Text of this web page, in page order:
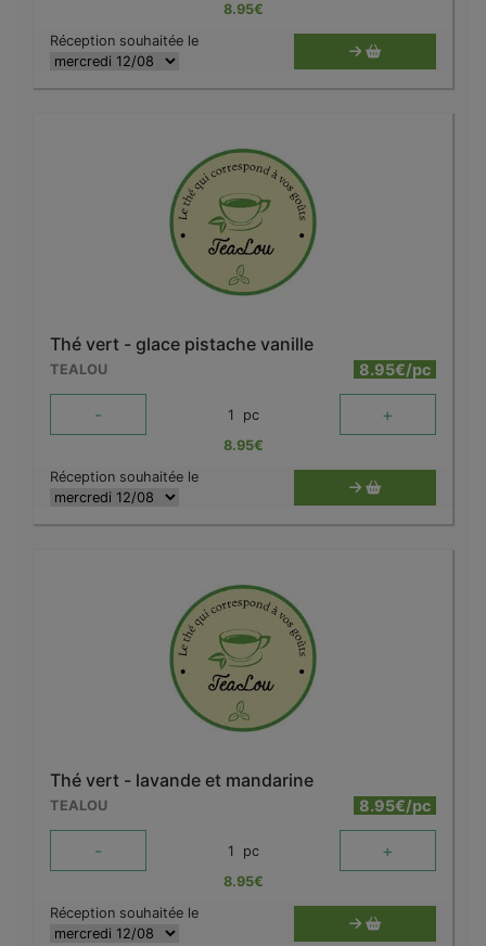
8.95€
Réception souhaitée le
Thé vert - glace pistache vanille
TEALOU 8.95€/pc
- 1 pc +
8.95€
Réception souhaitée le
Thé vert - lavande et mandarine
TEALOU 8.95€/pc
- 1 pc +
8.95€
Réception souhaitée le